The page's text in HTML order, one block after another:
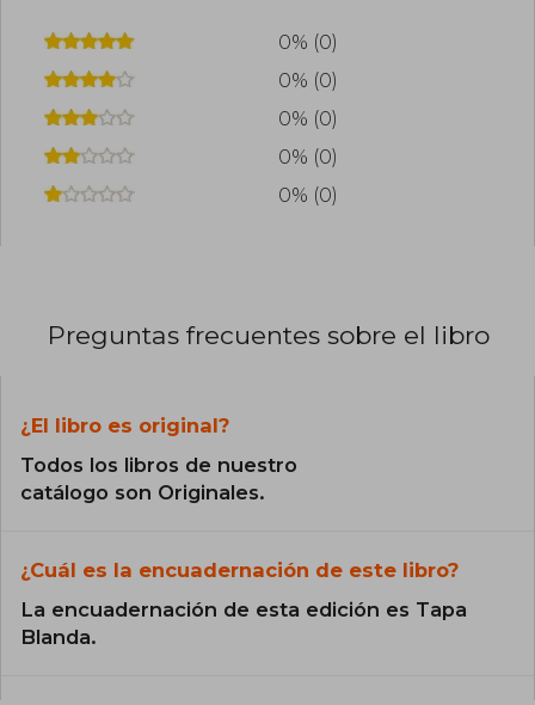
0% (0)
0% (0)
0% (0)
0% (0)
0% (0)
Preguntas frecuentes sobre el libro
¿El libro es original?
Todos los libros de nuestro
catálogo son Originales.
¿Cuál es la encuadernación de este libro?
La encuadernación de esta edición es Tapa
Blanda.